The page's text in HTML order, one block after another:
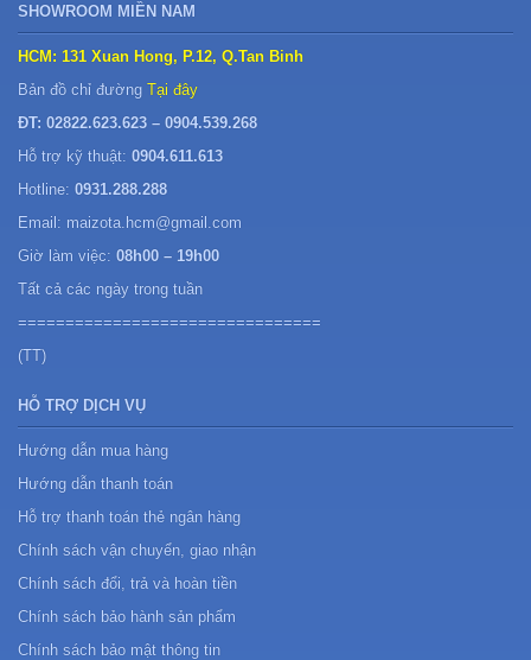
SHOWROOM MIỀN NAM
HCM: 131 Xuan Hong, P.12, Q.Tan Binh
Bản đồ chỉ đường Tại đây
ĐT: 02822.623.623 – 0904.539.268
Hỗ trợ kỹ thuật: 0904.611.613
Hotline: 0931.288.288
Email: maizota.hcm@gmail.com
Giờ làm việc: 08h00 – 19h00
Tất cả các ngày trong tuần
================================
(TT)
HỖ TRỢ DỊCH VỤ
Hướng dẫn mua hàng
Hướng dẫn thanh toán
Hỗ trợ thanh toán thẻ ngân hàng
Chính sách vận chuyển, giao nhận
Chính sách đổi, trả và hoàn tiền
Chính sách bảo hành sản phẩm
Chính sách bảo mật thông tin